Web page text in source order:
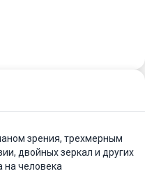
зрения, трехмерным
двойных зеркал и других
на человека